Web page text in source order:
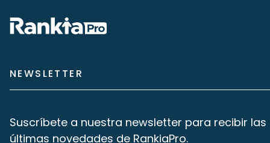
NEWSLETTER
Suscríbete a nuestra newsletter para recibir las
últimas novedades de RankiaPro.